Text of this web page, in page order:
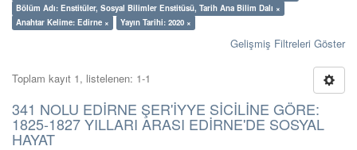
Bölüm Adı: Enstitüler, Sosyal Bilimler Enstitüsü, Tarih Ana Bilim Dalı ×
Anahtar Kelime: Edirne ×
Yayın Tarihi: 2020 ×
Gelişmiş Filtreleri Göster
Toplam kayıt 1, listelenen: 1-1
341 NOLU EDİRNE ŞER'İYYE SİCİLİNE GÖRE:
1825-1827 YILLARI ARASI EDİRNE'DE SOSYAL
HAYAT